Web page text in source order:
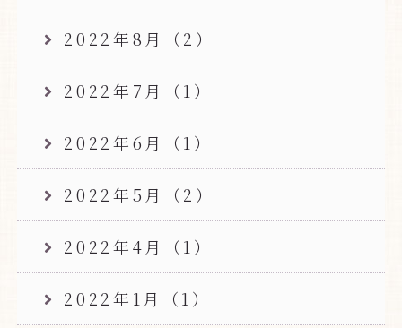
2022年8月（2）
2022年7月（1）
2022年6月（1）
2022年5月（2）
2022年4月（1）
2022年1月（1）